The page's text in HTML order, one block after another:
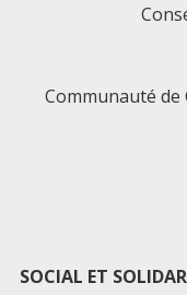
Communauté de
SOCIAL ET